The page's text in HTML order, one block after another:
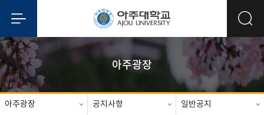
아주광장
아주광장 공지사항 일반공지